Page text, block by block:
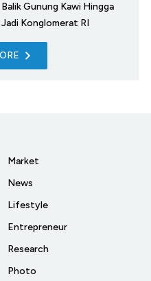
Balik Gunung Kawi Hingga
Jadi Konglomerat RI
Market
News
Lifestyle
Entrepreneur
Research
Photo